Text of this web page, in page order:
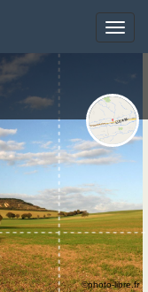
Toggle
©photo-libre.fr
Toggle